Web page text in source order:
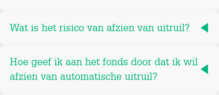
Wat is het risico van afzien van uitruil?
Hoe geef ik aan het fonds door dat ik wil
afzien van automatische uitruil?